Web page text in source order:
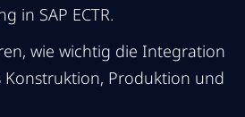
in SAP ECTR.
wie wichtig die Integration
Konstruktion, Produktion und